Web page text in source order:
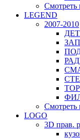
Смотреть
LEGEND
2007-2010
Смотреть
LOGO
3D прав.